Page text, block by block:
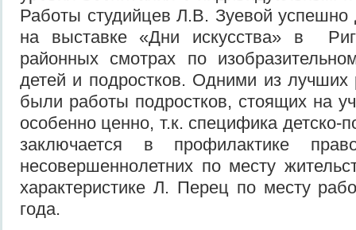
Работы студийцев Л.В. Зуевой успешно
на выставке «Дни искусства» в
районных смотрах по
детей и подростков. Одними из лучших
были работы подростков, стоящих на
особенно ценно, т.к. специфика детско-
заключается в профилактике
несовершеннолетних по месту
характеристике Л. Перец по месту
года.